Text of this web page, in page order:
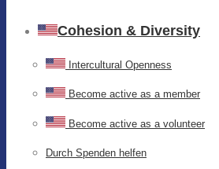
Cohesion & Diversity
Intercultural Openness
Become active as a member
Become active as a volunteer
Durch Spenden helfen